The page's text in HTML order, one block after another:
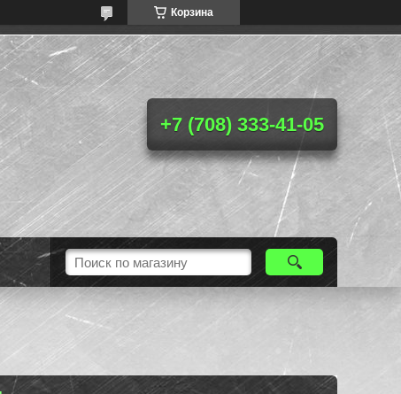
Корзина
+7 (708) 333-41-05